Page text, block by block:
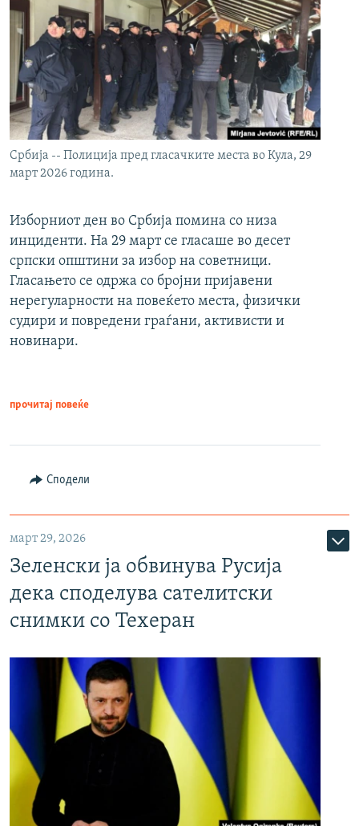
Србија -- Полиција пред гласачките места во Кула, 29
март 2026 година.
Изборниот ден во Србија помина со низа
инциденти. На 29 март се гласаше во десет
српски општини за избор на советници.
Гласањето се одржа со бројни пријавени
нерегуларности на повеќето места, физички
судири и повредени граѓани, активисти и
новинари.
прочитај повеќе
Сподели
март 29, 2026
Зеленски ја обвинува Русија
дека споделува сателитски
снимки со Техеран